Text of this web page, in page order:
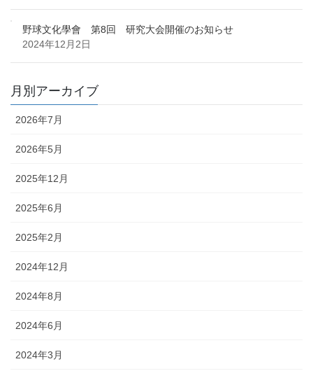
野球文化學會 第8回 研究大会開催のお知らせ
2024年12月2日
月別アーカイブ
2026年7月
2026年5月
2025年12月
2025年6月
2025年2月
2024年12月
2024年8月
2024年6月
2024年3月